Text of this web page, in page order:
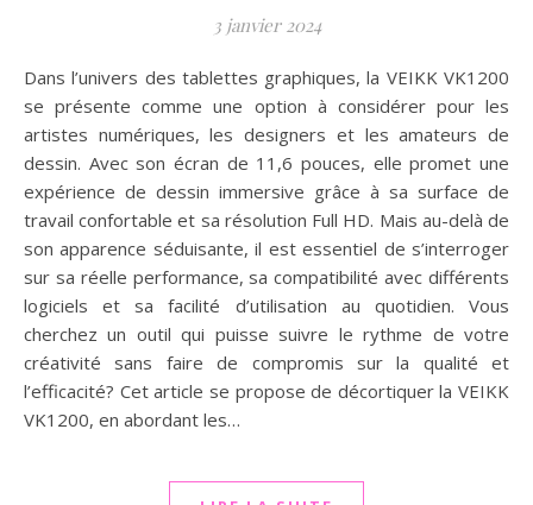
3 janvier 2024
Dans l’univers des tablettes graphiques, la VEIKK VK1200
se présente comme une option à considérer pour les
artistes numériques, les designers et les amateurs de
dessin. Avec son écran de 11,6 pouces, elle promet une
expérience de dessin immersive grâce à sa surface de
travail confortable et sa résolution Full HD. Mais au-delà de
son apparence séduisante, il est essentiel de s’interroger
sur sa réelle performance, sa compatibilité avec différents
logiciels et sa facilité d’utilisation au quotidien. Vous
cherchez un outil qui puisse suivre le rythme de votre
créativité sans faire de compromis sur la qualité et
l’efficacité? Cet article se propose de décortiquer la VEIKK
VK1200, en abordant les…